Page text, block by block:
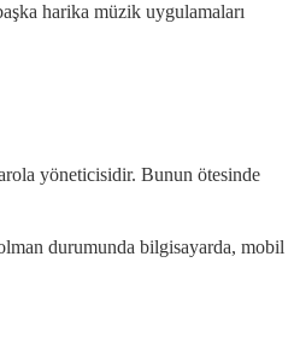
harika müzik uygulamaları
yöneticisidir. Bunun ötesinde
durumunda bilgisayarda, mobil